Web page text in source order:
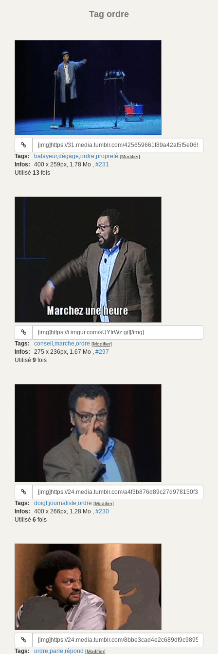
Tag ordre
URL
gif:
Tags: balayeur,dégage,ordre,propreté [Modifier]
Infos: 400 x 259px, 1.78 Mo , #231
Utilisé 13 fois
URL
gif:
Tags: conseil ,marche,ordre [Modifier]
Infos: 275 x 236px, 1.67 Mo , #297
Utilisé 9 fois
URL
gif:
Tags: doigt,journaliste,ordre [Modifier]
Infos: 400 x 266px, 1.28 Mo , #230
Utilisé 6 fois
URL
gif:
Tags: ordre,parle,répond [Modifier]